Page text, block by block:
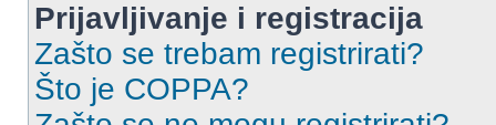
Prijavljivanje i registracija
Zašto se trebam registrirati?
Što je COPPA?